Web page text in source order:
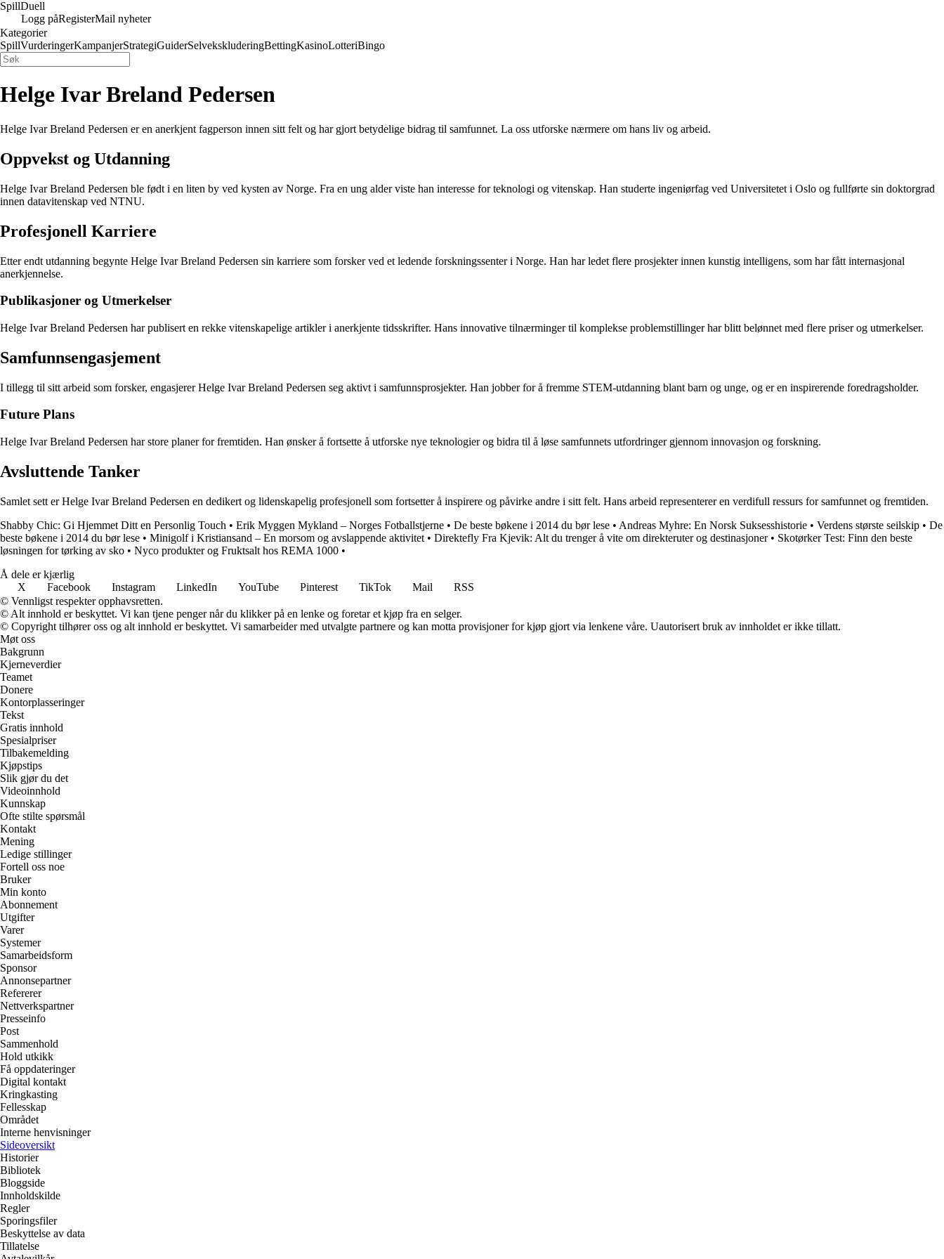
SpillDuell
Logg påRegisterMail nyheter
Kategorier
SpillVurderingerKampanjerStrategiGuiderSelvekskluderingBettingKasinoLotteriBingo
Helge Ivar Breland Pedersen
Helge Ivar Breland Pedersen er en anerkjent fagperson innen sitt felt og har gjort betydelige bidrag til samfunnet. La oss utforske nærmere om hans liv og arbeid.
Oppvekst og Utdanning
Helge Ivar Breland Pedersen ble født i en liten by ved kysten av Norge. Fra en ung alder viste han interesse for teknologi og vitenskap. Han studerte ingeniørfag ved Universitetet i Oslo og fullførte sin doktorgrad
innen datavitenskap ved NTNU.
Profesjonell Karriere
Etter endt utdanning begynte Helge Ivar Breland Pedersen sin karriere som forsker ved et ledende forskningssenter i Norge. Han har ledet flere prosjekter innen kunstig intelligens, som har fått internasjonal
anerkjennelse.
Publikasjoner og Utmerkelser
Helge Ivar Breland Pedersen har publisert en rekke vitenskapelige artikler i anerkjente tidsskrifter. Hans innovative tilnærminger til komplekse problemstillinger har blitt belønnet med flere priser og utmerkelser.
Samfunnsengasjement
I tillegg til sitt arbeid som forsker, engasjerer Helge Ivar Breland Pedersen seg aktivt i samfunnsprosjekter. Han jobber for å fremme STEM-utdanning blant barn og unge, og er en inspirerende foredragsholder.
Future Plans
Helge Ivar Breland Pedersen har store planer for fremtiden. Han ønsker å fortsette å utforske nye teknologier og bidra til å løse samfunnets utfordringer gjennom innovasjon og forskning.
Avsluttende Tanker
Samlet sett er Helge Ivar Breland Pedersen en dedikert og lidenskapelig profesjonell som fortsetter å inspirere og påvirke andre i sitt felt. Hans arbeid representerer en verdifull ressurs for samfunnet og fremtiden.
Shabby Chic: Gi Hjemmet Ditt en Personlig Touch • Erik Myggen Mykland – Norges Fotballstjerne • De beste bøkene i 2014 du bør lese • Andreas Myhre: En Norsk Suksesshistorie • Verdens største seilskip • De
beste bøkene i 2014 du bør lese • Minigolf i Kristiansand – En morsom og avslappende aktivitet • Direktefly Fra Kjevik: Alt du trenger å vite om direkteruter og destinasjoner• Skotørker Test: Finn den beste
løsningen for tørking av sko • Nyco produkter og Fruktsalt hos REMA 1000 •
Å dele er kjærlig
X
Facebook Instagram LinkedIn YouTube Pinterest TikTok Mail
RSS
© Vennligst respekter opphavsretten.
© Alt innhold er beskyttet. Vi kan tjene penger når du klikker på en lenke og foretar et kjøp fra en selger.
© Copyright tilhører oss og alt innhold er beskyttet. Vi samarbeider med utvalgte partnere og kan motta provisjoner for kjøp gjort via lenkene våre. Uautorisert bruk av innholdet er ikke tillatt.
Møt oss
Bakgrunn
Kjerneverdier
Teamet
Donere
Kontorplasseringer
Tekst
Gratis innhold
Spesialpriser
Tilbakemelding
Kjøpstips
Slik gjør du det
Videoinnhold
Kunnskap
Ofte stilte spørsmål
Kontakt
Mening
Ledige stillinger
Fortell oss noe
Bruker
Min konto
Abonnement
Utgifter
Varer
Systemer
Samarbeidsform
Sponsor
Annonsepartner
Refererer
Nettverkspartner
Presseinfo
Post
Sammenhold
Hold utkikk
Få oppdateringer
Digital kontakt
Kringkasting
Fellesskap
Området
Interne henvisninger
Sideoversikt
Historier
Bibliotek
Bloggside
Innholdskilde
Regler
Sporingsfiler
Beskyttelse av data
Tillatelse